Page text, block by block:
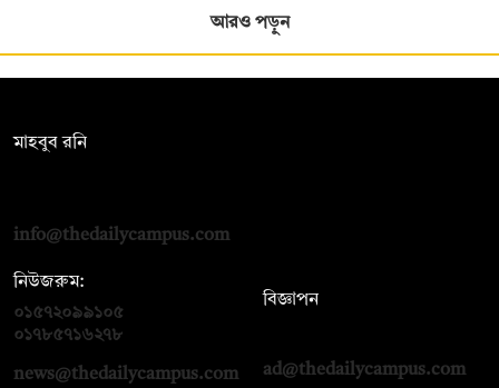
আরও পড়ুন
মাহবুব রনি
info@thedailycampus.com
নিউজরুম:
০১৫৭২০৯৯১০৫
০১৭৮৫৭১৬২৭৮
news@thedailycampus.com
বিজ্ঞাপন
ad@thedailycampus.com